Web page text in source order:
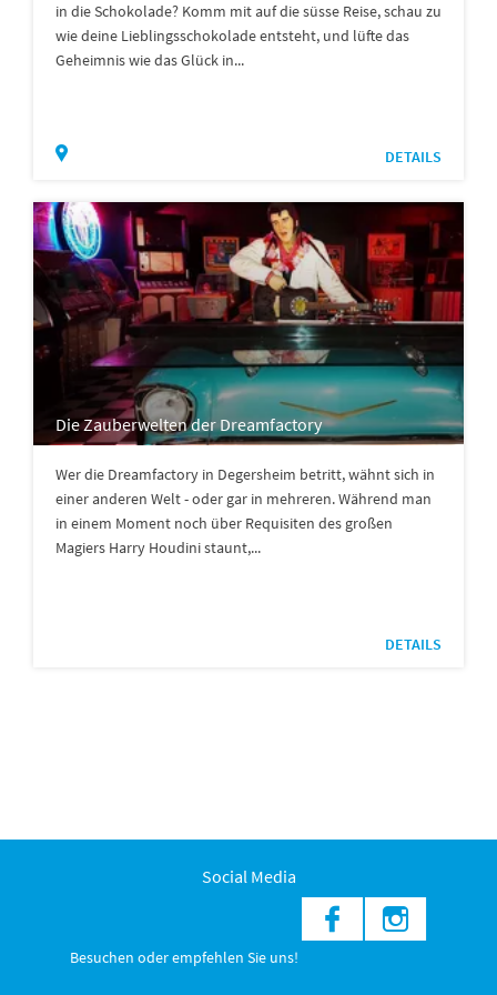
in die Schokolade? Komm mit auf die süsse Reise, schau zu
wie deine Lieblingsschokolade entsteht, und lüfte das
Geheimnis wie das Glück in...
DETAILS
Die Zauberwelten der Dreamfactory
Wer die Dreamfactory in Degersheim betritt, wähnt sich in
einer anderen Welt - oder gar in mehreren. Während man
in einem Moment noch über Requisiten des großen
Magiers Harry Houdini staunt,...
DETAILS
Social Media
Besuchen oder empfehlen Sie uns!